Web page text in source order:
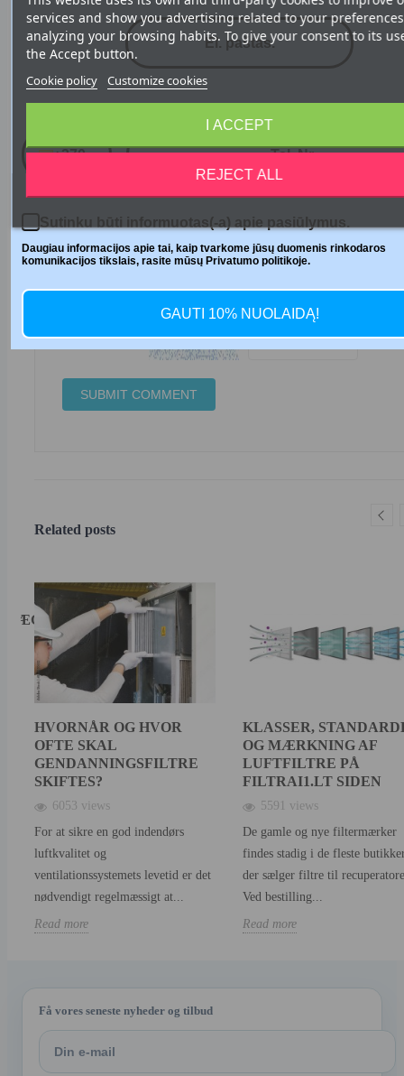
Subject
Rating: ★ ★ ★ ★ ★
Related posts
HVORNÅR OG HVOR
OFTE SKAL
GENDANNINGSFILTRE
SKIFTES?
6053 views
For at sikre en god indendørs
luftkvalitet og
ventilationssystemets levetid er det
nødvendigt regelmæssigt at...
Read more
KLASSER,
OG MÆRKNING AF
LUFTFILTRE PÅ
FILTRAI1.LT SIDEN
5591 views
De gamle og nye filtermærker
findes stadig i de fleste
der sælger filtre til
Ved bestilling...
Read more
Få vores seneste nyheder og tilbud
services and show you advertising related to your
analyzing your browsing habits. To give your consent to its
the Accept button.
Cookie policy Customize cookies
REJECT ALL
I ACCEPT
+370
Sutinku būti informuotas(-a) apie pasiūlymus.
Daugiau informacijos apie tai, kaip tvarkome jūsų duomenis rinkodaros
komunikacijos tikslais, rasite mūsų Privatumo politikoje.
GAUTI 10% NUOLAIDĄ!